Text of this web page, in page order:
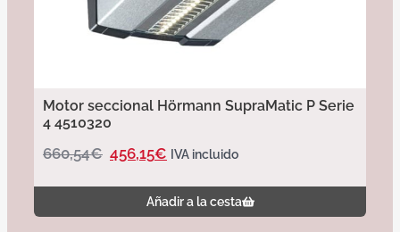
Motor seccional Hörmann SupraMatic P Serie
4 4510320
660,54€ 456,15€ IVA incluido
Añadir a la cesta